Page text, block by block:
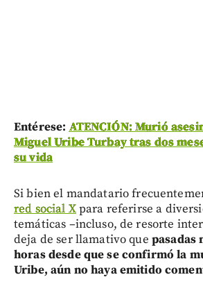
Entérese: ATENCIÓN: Murió
Miguel Uribe Turbay tras dos
su vida
Si bien el mandatario
red social Xpara referirse a
temáticas –incluso, de resorte
deja de ser llamativo que pasadas
horas desde que se confirmó la
Uribe, aún no haya emitido